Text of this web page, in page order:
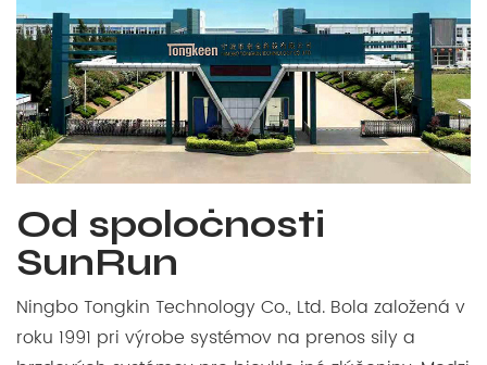
Od spoločnosti
SunRun
Ningbo Tongkin Technology Co., Ltd. Bola založená v
roku 1991 pri výrobe systémov na prenos sily a